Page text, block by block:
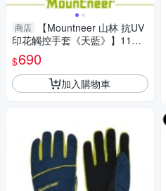
商店
【Mountneer 山林 抗UV
印花觸控手套《天藍》】11G0
3-78/抗UV/觸控手套/手套/防曬
手套/機車族
$690
加入購物車